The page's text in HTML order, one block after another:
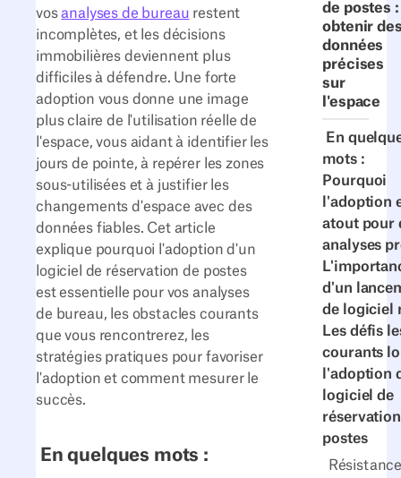
de postes :
obtenir
données
précises
sur
l'espace
En
mots :
Pourquoi
l'adoption
atout pour
analyses
d'un
de logiciel
Les défis
courants
l'adoption
logiciel de
postes
vosanalyses de bureau restent
incomplètes, et les décisions
immobilières deviennent plus
difficiles à défendre. Une forte
adoption vous donne une image
plus claire de l'utilisation réelle de
l'espace, vous aidant à identifier les
jours de pointe, à repérer les zones
sous-utilisées et à justifier les
changements d'espace avec des
données fiables. Cet article
explique pourquoi l'adoption d'un
logiciel de réservation de postes
est essentielle pour vos analyses
de bureau, les obstacles courants
que vous rencontrerez, les
stratégies pratiques pour favoriser
l'adoption et comment mesurer le
succès.
En quelques mots :